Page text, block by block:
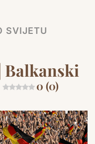
SVIJETU
Balkanski
0 (0)